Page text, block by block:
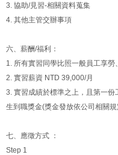
3. 協助/見習-相關資料蒐集
4. 其他主管交辦事項
六、薪酬/福利：
1. 所有實習同學比照一般員工享勞
2. 實習薪資 NTD 39,000/月
3. 實習成績於標準之上，且第一
生到職獎金(獎金發放依公司相關
七、應徵方式 ：
Step 1